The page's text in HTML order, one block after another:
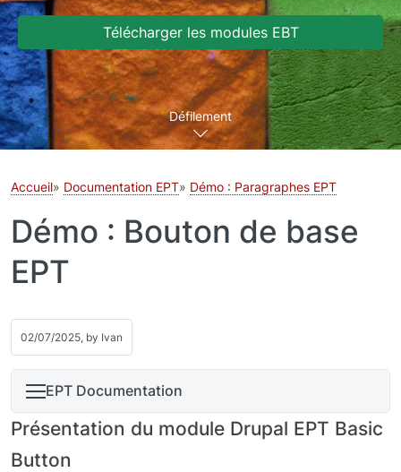
Télécharger les modules EBT
Défilement
Accueil Documentation EPT Démo : Paragraphes EPT
Démo : Bouton de base
EPT
02/07/2025, by Ivan
EPT Documentation
Présentation du module Drupal EPT Basic
Button